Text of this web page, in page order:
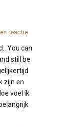
reactie
You can
still be
zijn en
voel ik